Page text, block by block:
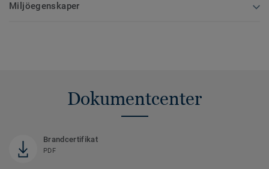
Miljöegenskaper
Dokumentcenter
Brandcertifikat
PDF